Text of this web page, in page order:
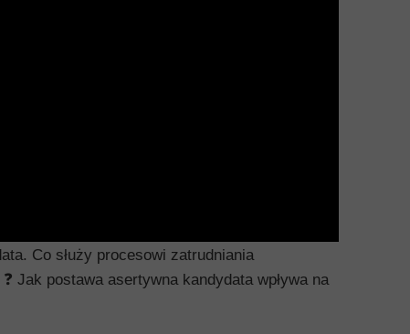
Co służy procesowi zatrudniania
❓ Jak postawa asertywna kandydata wpływa na